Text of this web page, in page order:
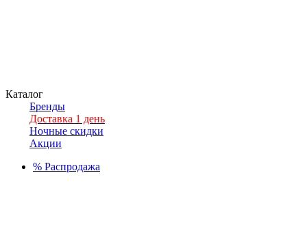
Каталог
Бренды
Доставка 1 день
Ночные скидки
Акции
% Распродажа